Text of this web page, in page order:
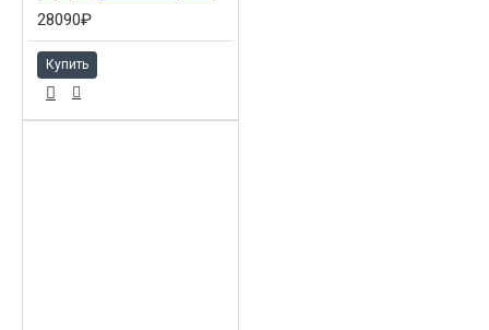
28090₽
Купить